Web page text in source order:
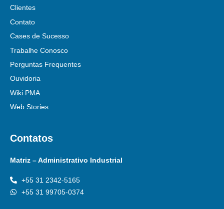
Clientes
Contato
Cases de Sucesso
Trabalhe Conosco
Perguntas Frequentes
Ouvidoria
Wiki PMA
Web Stories
Contatos
Matriz – Administrativo Industrial
+55 31 2342-5165
+55 31 99705-0374